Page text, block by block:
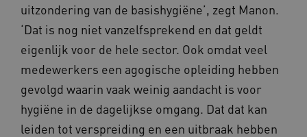
uitzondering van de basishygiëne’, zegt Manon.
‘Dat is nog niet vanzelfsprekend en dat geldt
eigenlijk voor de hele sector. Ook omdat veel
medewerkers een agogische opleiding hebben
gevolgd waarin vaak weinig aandacht is voor
hygiëne in de dagelijkse omgang. Dat dat kan
leiden tot verspreiding en een uitbraak hebben
worden altijd geplaatst en maken geen inbreuk
op uw privacy.
Naam
Provider/ Domein
__Secure-YNID
.youtube.com
__Secure-
ROLLOUT_TOKEN
.youtube.com
FPLC .kennispleingehandicaptensector.nl